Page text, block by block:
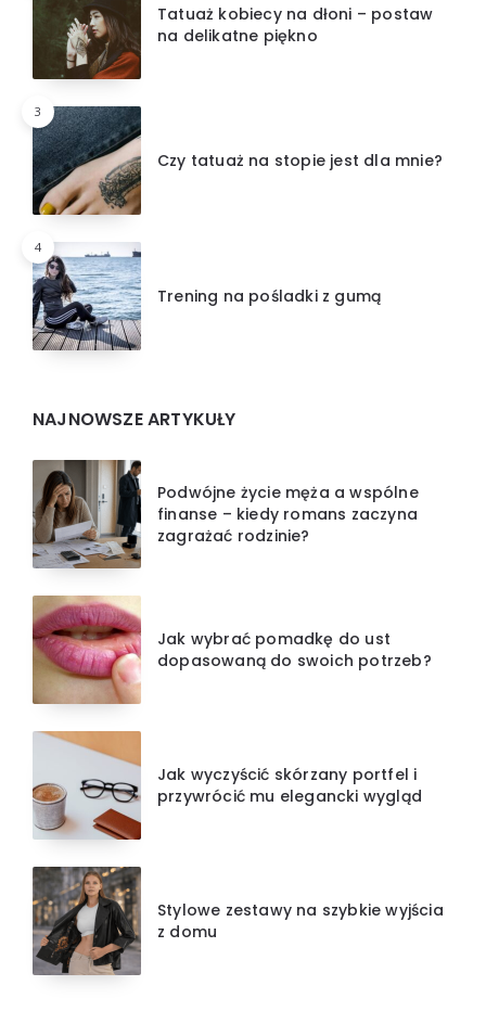
Tatuaż kobiecy na dłoni – postaw
na delikatne piękno
3
Czy tatuaż na stopie jest dla mnie?
4
Trening na pośladki z gumą
NAJNOWSZE ARTYKUŁY
Podwójne życie męża a wspólne
finanse – kiedy romans zaczyna
zagrażać rodzinie?
Jak wybrać pomadkę do ust
dopasowaną do swoich potrzeb?
Jak wyczyścić skórzany portfel i
przywrócić mu elegancki wygląd
Stylowe zestawy na szybkie wyjścia
z domu